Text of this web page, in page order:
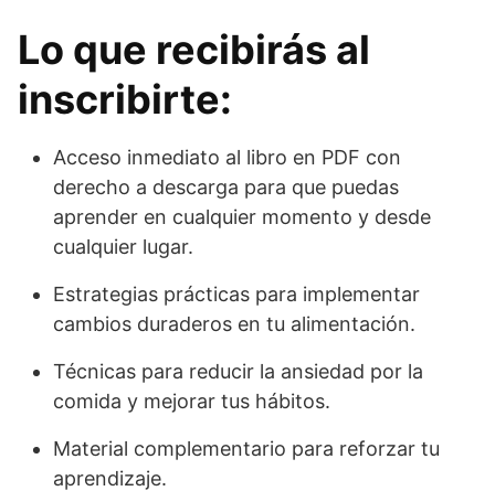
Lo que recibirás al
inscribirte:
Acceso inmediato al libro en PDF con
derecho a descarga para que puedas
aprender en cualquier momento y desde
cualquier lugar.
Estrategias prácticas para implementar
cambios duraderos en tu alimentación.
Técnicas para reducir la ansiedad por la
comida y mejorar tus hábitos.
Material complementario para reforzar tu
aprendizaje.